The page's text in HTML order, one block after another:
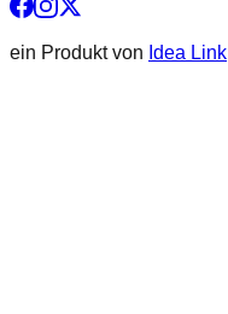
ein Produkt von Idea Link